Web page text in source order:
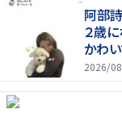
阿部
２歳
かわい
2026/